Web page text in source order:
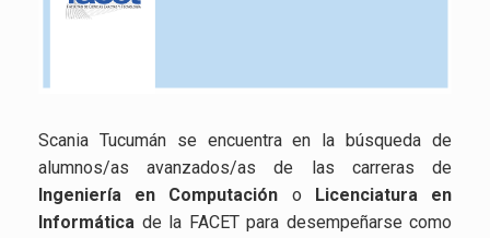
Scania Tucumán se encuentra en la búsqueda de
alumnos/as avanzados/as de las carreras de
Ingeniería en Computación o
Licenciatura en
Informática de la FACET para desempeñarse como